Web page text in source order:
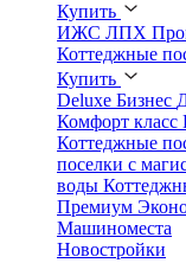
Купить
ИЖС ЛПХ
Коттеджные
Купить
Deluxe Бизнес
Комфорт класс
Коттеджные
поселки с
воды
Премиум
Машиноместа
Новостройки